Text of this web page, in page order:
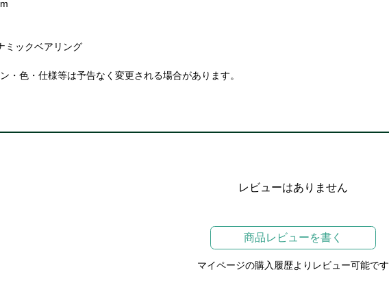
ミックベアリング
・色・仕様等は予告なく変更される場合があります。
レビューはありません
商品レビューを書く
マイページの購入履歴よりレビュー可能です